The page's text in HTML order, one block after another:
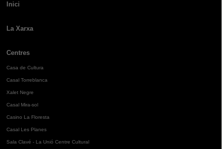
Inici
La Xarxa
Centres
Casa de Cultura
Casal Torreblanca
Xalet Negre
Casal Mira-sol
Casino La Floresta
Casal Les Planes
Sala Clavé - La Unió Centre Cultural